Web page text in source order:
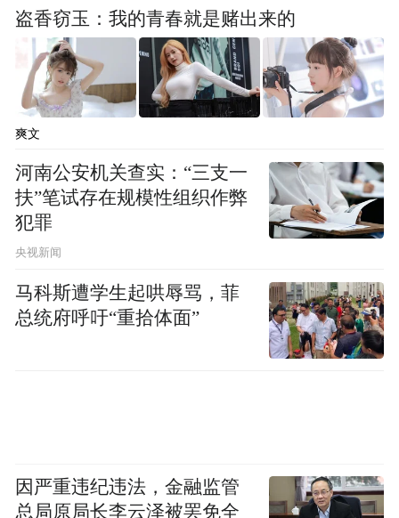
抢救盆栽的小练习
抢救无效的小练习
吊唁的小练习
拍打手鼓，在心里
修筑混凝土大路的小练习
以手推车一车车运走回忆的小练习
仍然去爱陌生人的小练习
盗香窃玉：我的青春就是赌出来的
爽文
河南公安机关查实：“三支一
扶”笔试存在规模性组织作弊
犯罪
央视新闻
马科斯遭学生起哄辱骂，菲
总统府呼吁“重拾体面”
因严重违纪违法，金融监管
总局原局长李云泽被罢免全